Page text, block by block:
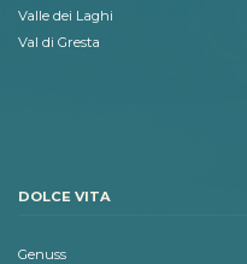
Valle dei Laghi
Val di Gresta
DOLCE VITA
Genuss